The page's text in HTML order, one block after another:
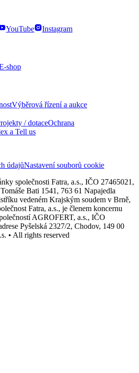
YouTube Instagram
shop
Výběrová řízení a aukce
/ dotaceOchrana
a Tell us
údajůNastavení souborů cookie
společnosti Fatra, a.s., IČO 27465021,
Bati 1541, 763 61 Napajedla
vedeném Krajským soudem v Brně,
Fatra, a.s., je členem koncernu
AGROFERT, a.s., IČO
Pyšelská 2327/2, Chodov, 149 00
• All rights reserved